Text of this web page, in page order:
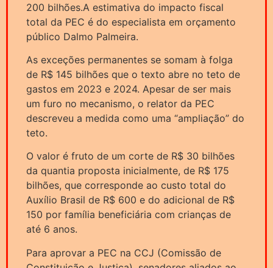
200 bilhões.A estimativa do impacto fiscal
total da PEC é do especialista em orçamento
público Dalmo Palmeira.
As exceções permanentes se somam à folga
de R$ 145 bilhões que o texto abre no teto de
gastos em 2023 e 2024. Apesar de ser mais
um furo no mecanismo, o relator da PEC
descreveu a medida como uma “ampliação” do
teto.
O valor é fruto de um corte de R$ 30 bilhões
da quantia proposta inicialmente, de R$ 175
bilhões, que corresponde ao custo total do
Auxílio Brasil de R$ 600 e do adicional de R$
150 por família beneficiária com crianças de
até 6 anos.
Para aprovar a PEC na CCJ (Comissão de